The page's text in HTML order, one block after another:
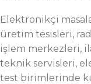
Elektronikçi
üretim tesisleri,
işlem merkezleri,
teknik servisleri,
test birimlerinde